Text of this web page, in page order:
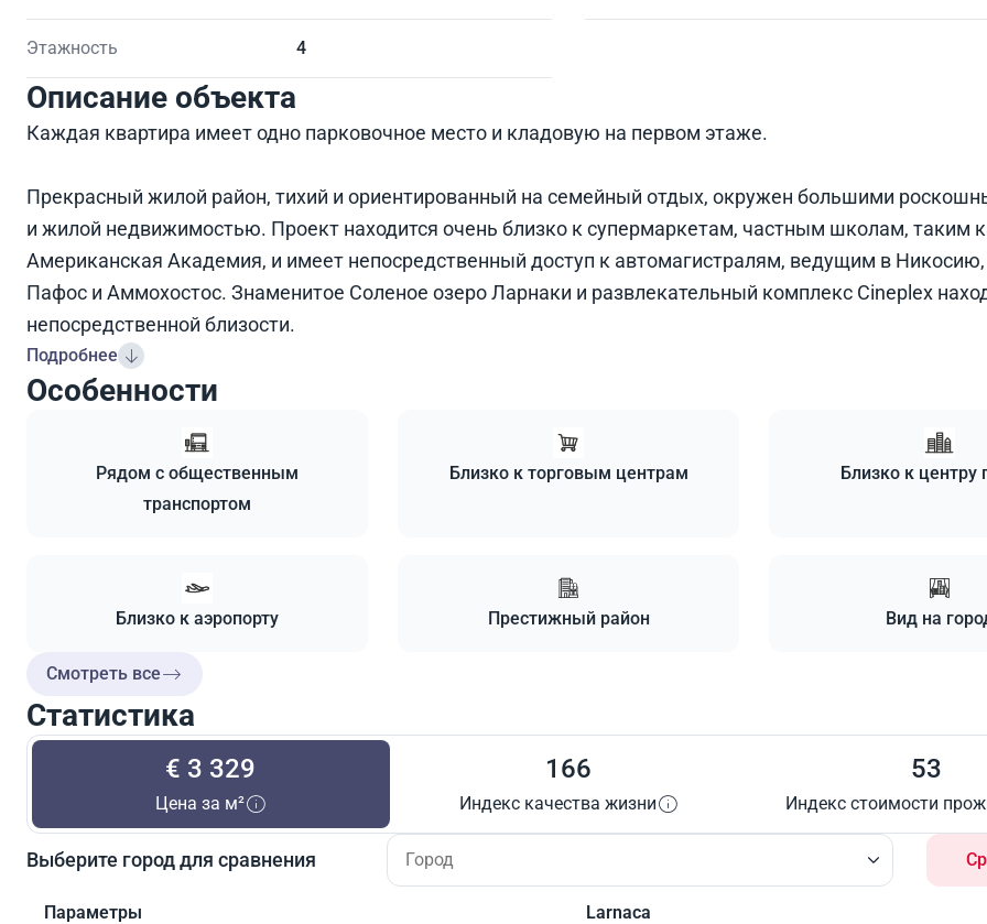
Этажность 4
Описание объекта
Каждая квартира имеет одно парковочное место и кладовую на первом этаже.
Прекрасный жилой район, тихий и ориентированный на семейный отдых, окружен большими
и жилой недвижимостью. Проект находится очень близко к супермаркетам, частным школам, таким
Американская Академия, и имеет непосредственный доступ к автомагистралям, ведущим в
Пафос и Аммохостос. Знаменитое Соленое озеро Ларнаки и развлекательный комплекс Cineplex
непосредственной близости.
Подробнее
Особенности
Рядом с общественным
транспортом
Близко к торговым центрам Близко к центру
Близко к аэропорту Престижный район Вид на
Смотреть все
Статистика
€ 3 329
Цена за м²
166
Индекс качества жизни
53
Индекс стоимости
Выберите город для сравнения
Параметры Larnaca